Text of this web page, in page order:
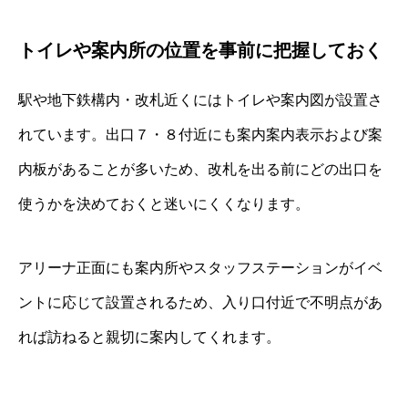
トイレや案内所の位置を事前に把握しておく
駅や地下鉄構内・改札近くにはトイレや案内図が設置さ
れています。出口７・８付近にも案内案内表示および案
内板があることが多いため、改札を出る前にどの出口を
使うかを決めておくと迷いにくくなります。
アリーナ正面にも案内所やスタッフステーションがイベ
ントに応じて設置されるため、入り口付近で不明点があ
れば訪ねると親切に案内してくれます。